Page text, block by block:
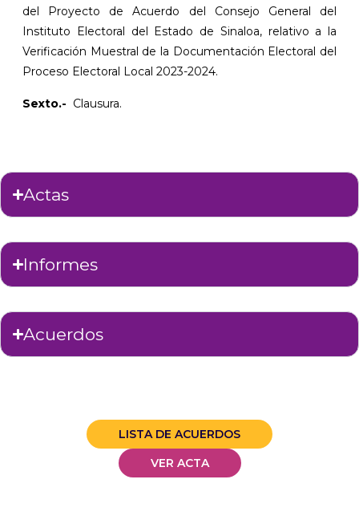
del Proyecto de Acuerdo del Consejo General del
Instituto Electoral del Estado de Sinaloa, relativo a la
Verificación Muestral de la Documentación Electoral del
Proceso Electoral Local 2023-2024.
Sexto.- Clausura.
Actas
Informes
Acuerdos
LISTA DE ACUERDOS
VER ACTA